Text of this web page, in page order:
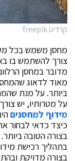
קרדיט freepik
מחסן משמש בכל
צורך להשתמש בו
מדובר במחסן
מאוד לדאוג
ביותר. על מנת
על מטרותיו, יש
מידוף למחסנים
כיצד כדאי לבחור
בצורה הטובה
בתהליך רכישת
בצורה מדויקת